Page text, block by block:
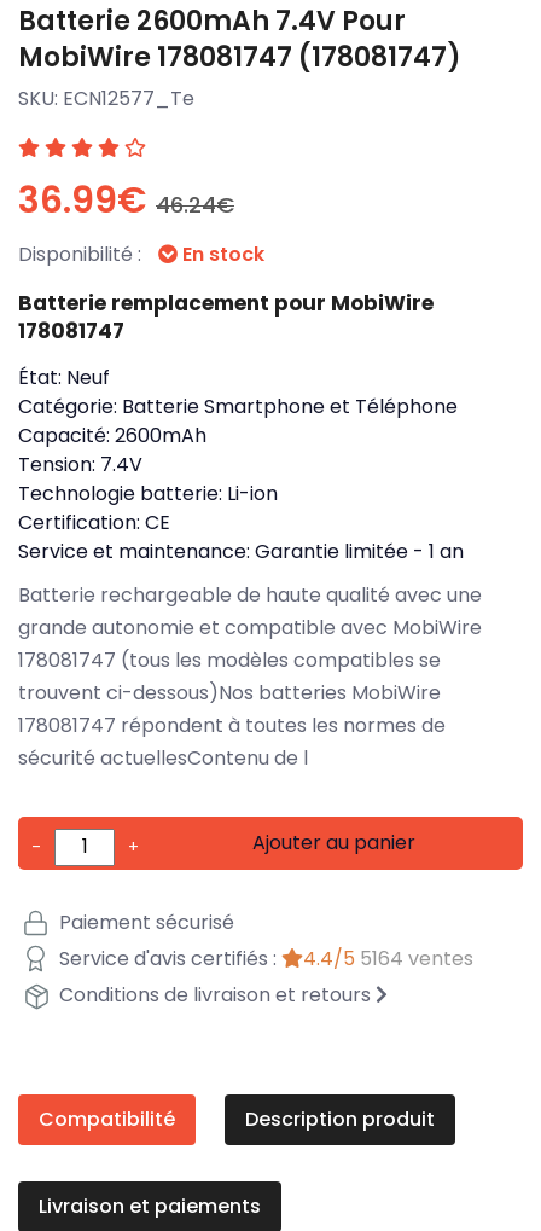
Batterie 2600mAh 7.4V Pour
MobiWire 178081747 (178081747)
SKU: ECN12577_Te
36.99€ 46.24€
Disponibilité : En stock
Batterie remplacement pour MobiWire
178081747
État: Neuf
Catégorie: Batterie Smartphone et Téléphone
Capacité: 2600mAh
Tension: 7.4V
Technologie batterie: Li-ion
Certification: CE
Service et maintenance: Garantie limitée - 1 an
Batterie rechargeable de haute qualité avec une
grande autonomie et compatible avec MobiWire
178081747 (tous les modèles compatibles se
trouvent ci-dessous)Nos batteries MobiWire
178081747 répondent à toutes les normes de
sécurité actuellesContenu de l
- + Ajouter au panier
Paiement sécurisé
Service d'avis certifiés :
4.4/5 5164 ventes
Conditions de livraison et retours
Compatibilité Description produit
Livraison et paiements